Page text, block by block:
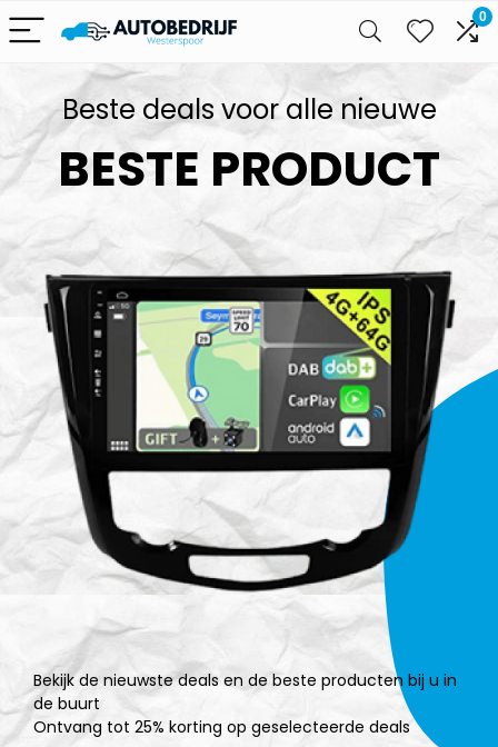
0
Beste deals voor alle nieuwe
BESTE PRODUCT
Bekijk de nieuwste deals en de beste producten bij u in
de buurt
Ontvang tot 25% korting op geselecteerde deals